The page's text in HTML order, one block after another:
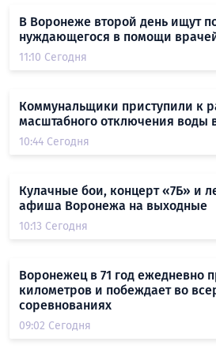
В Воронеже второй день ищут
нуждающегося в помощи
11:10 Сегодня
Коммунальщики приступили к
масштабного отключения воды
10:44 Сегодня
Кулачные бои, концерт «7Б» и
афиша Воронежа на выходные
10:13 Сегодня
Воронежец в 71 год ежедневно
километров и побеждает во
соревнованиях
09:02 Сегодня